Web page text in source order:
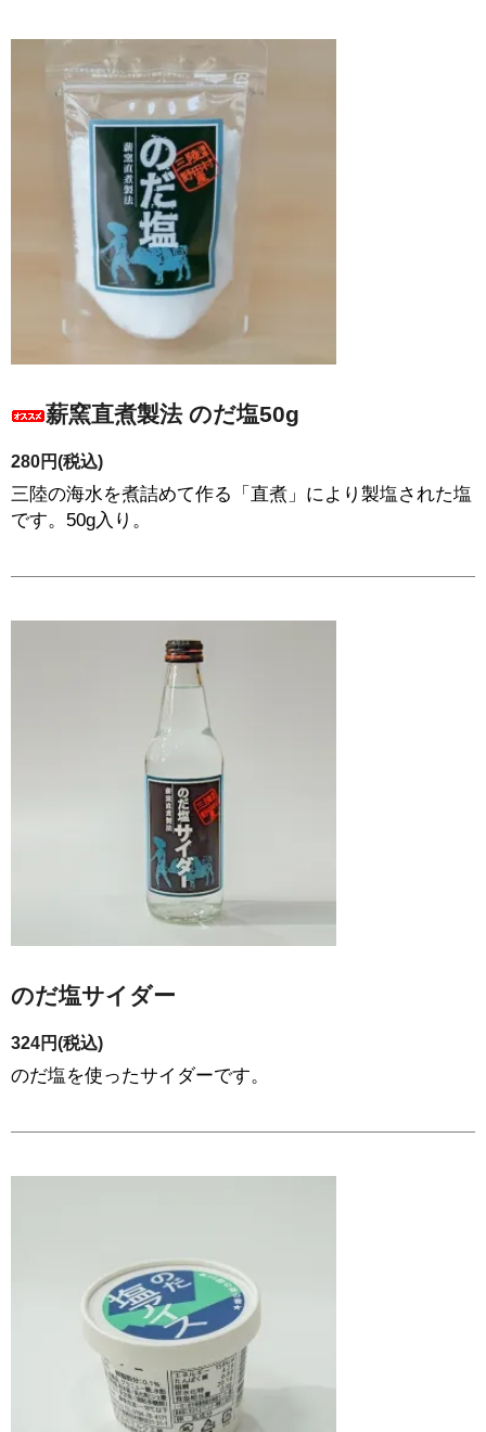
薪窯直煮製法 のだ塩50g
280円(税込)
三陸の海水を煮詰めて作る「直煮」により製塩された塩
です。50g入り。
のだ塩サイダー
324円(税込)
のだ塩を使ったサイダーです。